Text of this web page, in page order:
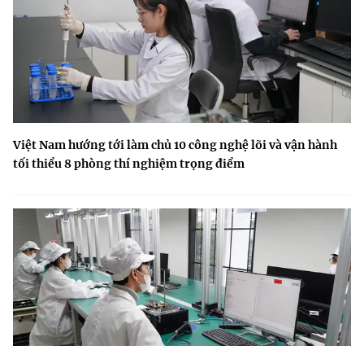
Việt Nam hướng tới làm chủ 10 công nghệ lõi và vận hành
tối thiểu 8 phòng thí nghiệm trọng điểm